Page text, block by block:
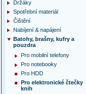
Držáky
Spotřební materiál
Čištění
Nabíjení & napájení
Batohy, brašny, kufry a
pouzdra
Pro mobilní telefony
Pro notebooky
Pro HDD
Pro elektronické čtečky
knih